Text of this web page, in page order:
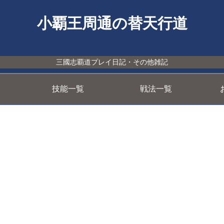
小覇王周通の替天行道
三國志覇道プレイ日記・その他雑記
技能一覧 戦法一覧